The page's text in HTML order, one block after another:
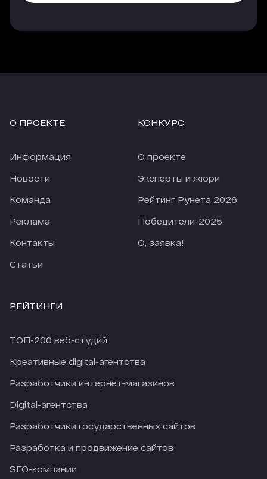
перед карантином). По отдельным источникам
снизилось только на 18,28%. В текущих реалиях
это просто прекрасный показатель.
О ПРОЕКТЕ
Информация
Новости
Команда
Реклама
Контакты
Статьи
РЕЙТИНГИ
ТОП-200 веб-студий
Креативные digital-агентства
Разработчики интернет-магазинов
Digital-агентства
Разработчики государственных сайтов
Разработка и продвижение сайтов
SEO-компании
КОНКУРС
О проекте
Эксперты и жюри
Рейтинг Рунета 2026
Победители-2025
О, заявка!